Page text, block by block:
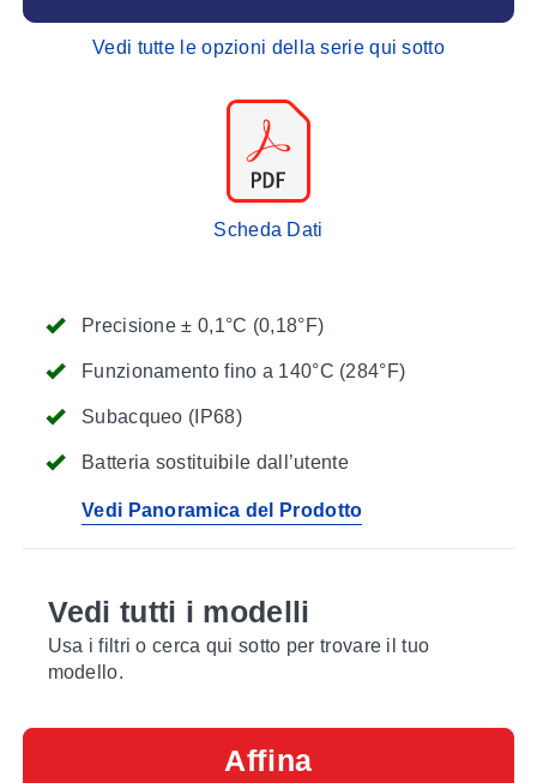
Precisione ± 0,1°C (0,18°F)
Funzionamento fino a 140°C (284°F)
Subacqueo (IP68)
Batteria sostituibile dall’utente
Vedi Panoramica del Prodotto
Vedi tutte le opzioni della serie qui sotto
Scheda Dati
Vedi tutti i modelli
Usa i filtri o cerca qui sotto per trovare il tuo
modello.
Affina